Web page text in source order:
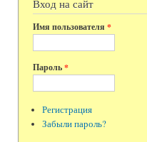
Вход на сайт
Имя пользователя *
Пароль*
Регистрация
Забыли пароль?